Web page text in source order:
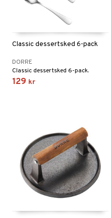
Classic dessertsked 6-pack
DORRE
Classic dessertsked 6-pack.
129 kr